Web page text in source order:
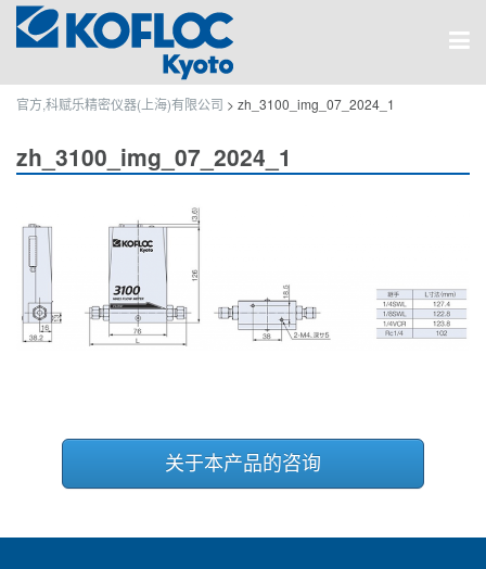
官方,科赋乐精密仪器(上海)有限公司 > zh_3100_img_07_2024_1
zh_3100_img_07_2024_1
关于本产品的咨询